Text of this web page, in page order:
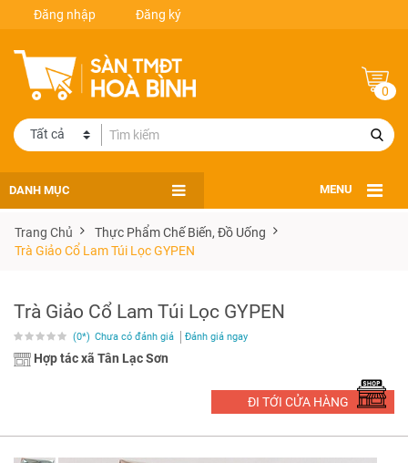
Đăng nhập Đăng ký
0
DANH MỤC MENU
Trang Chủ
Thực Phẩm Chế Biến, Đồ Uống
Trà Giảo Cổ Lam Túi Lọc GYPEN
Trà Giảo Cổ Lam Túi Lọc GYPEN
(0*) Chưa có đánh giá Đánh giá ngay
Hợp tác xã Tân Lạc Sơn
ĐI TỚI CỬA HÀNG